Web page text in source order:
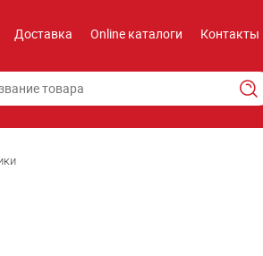
Доставка Online каталоги Контакты